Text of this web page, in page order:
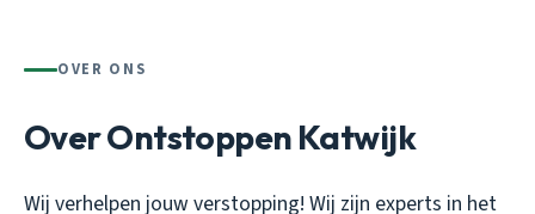
OVER ONS
Over Ontstoppen Katwijk
Wij verhelpen jouw verstopping! Wij zijn experts in het